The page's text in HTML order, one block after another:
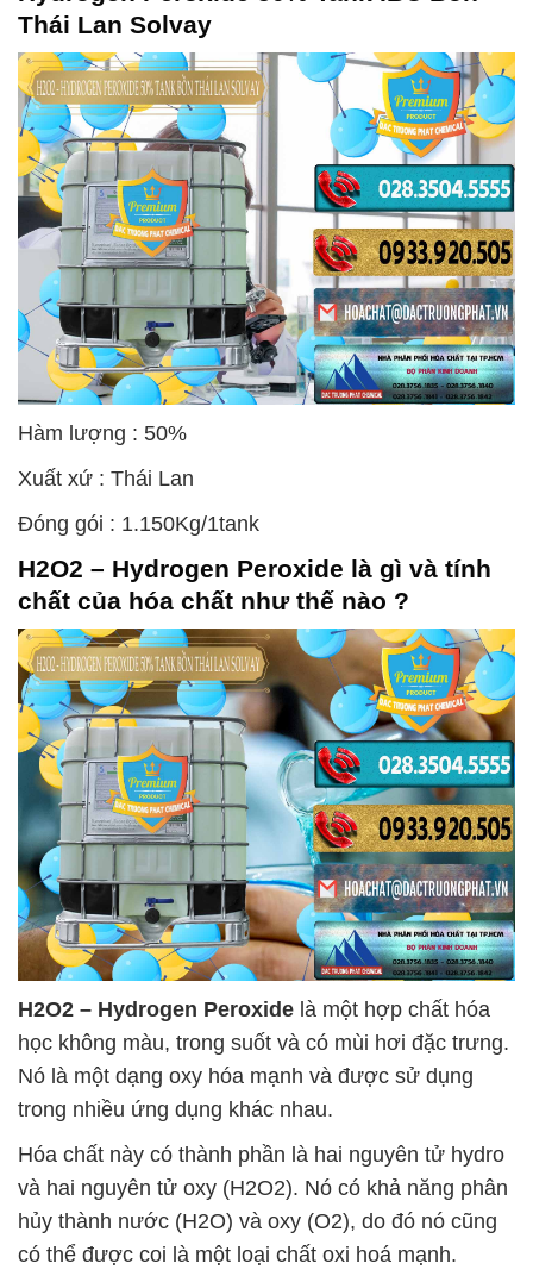
Thái Lan Solvay
Hàm lượng : 50%
Xuất xứ : Thái Lan
Đóng gói : 1.150Kg/1tank
H2O2 – Hydrogen Peroxide là gì và tính
chất của hóa chất như thế nào ?
H2O2 – Hydrogen Peroxide là một hợp chất hóa
học không màu, trong suốt và có mùi hơi đặc trưng.
Nó là một dạng oxy hóa mạnh và được sử dụng
trong nhiều ứng dụng khác nhau.
Hóa chất này có thành phần là hai nguyên tử hydro
và hai nguyên tử oxy (H2O2). Nó có khả năng phân
hủy thành nước (H2O) và oxy (O2), do đó nó cũng
có thể được coi là một loại chất oxi hoá mạnh.